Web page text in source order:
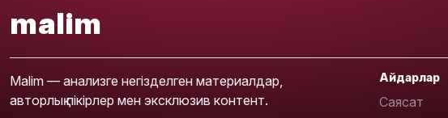
malim
Malim — анализге негізделген материалдар,
авторлық пікірлер мен эксклюзив контент.
Айдарлар
Саясат